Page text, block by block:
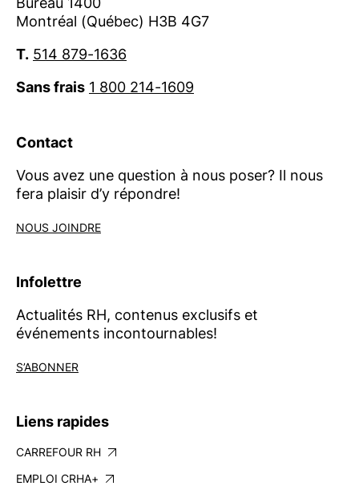
Contact : presse@ordrecrha.org
Montréal (Québec) H3B 4G7
T. 514 879-1636
Sans frais 1 800 214-1609
Contact
Vous avez une question à nous poser? Il nous
fera plaisir d’y répondre!
NOUS JOINDRE
Infolettre
Actualités RH, contenus exclusifs et
événements incontournables!
S’ABONNER
Liens rapides
CARREFOUR RH
EMPLOI CRHA+